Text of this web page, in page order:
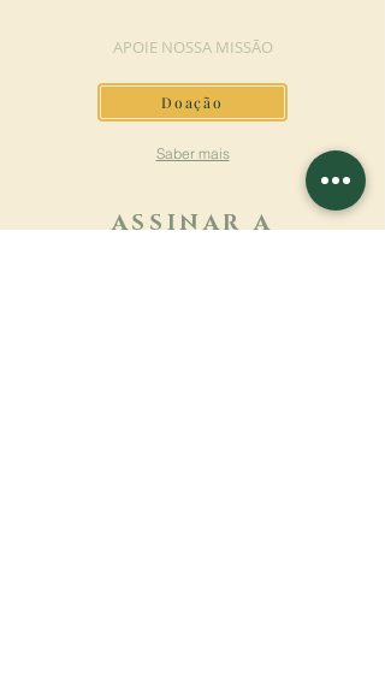
APOIE NOSSA MISSÃO
Doação
Saber mais
ASSINAR A